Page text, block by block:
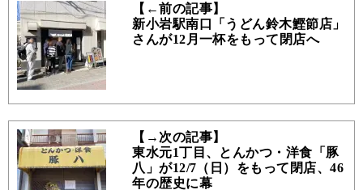
【←前の記事】
新小岩駅南口「うどん鈴木鰹節店」
さんが12月一杯をもって閉店へ
【→次の記事】
東水元1丁目、とんかつ・洋食「豚
八」が12/7（日）をもって閉店、46
年の歴史に幕